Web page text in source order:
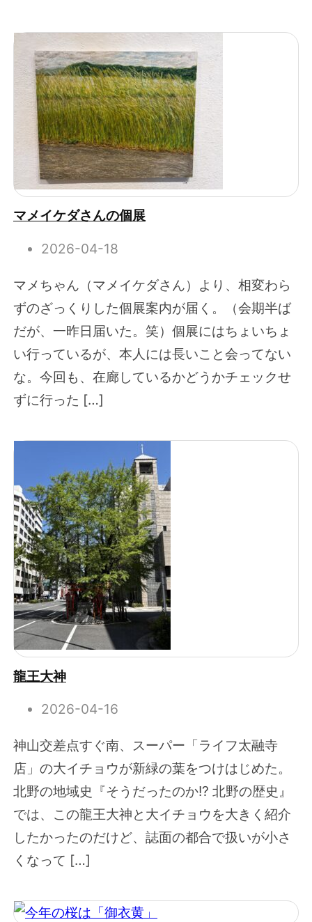
マメイケダさんの個展
2026-04-18
マメちゃん（マメイケダさん）より、相変わら
ずのざっくりした個展案内が届く。（会期半ば
だが、一昨日届いた。笑）個展にはちょいちょ
い行っているが、本人には長いこと会ってない
な。今回も、在廊しているかどうかチェックせ
ずに行った […]
龍王大神
2026-04-16
神山交差点すぐ南、スーパー「ライフ太融寺
店」の大イチョウが新緑の葉をつけはじめた。
北野の地域史『そうだったのか!? 北野の歴史』
では、この龍王大神と大イチョウを大きく紹介
したかったのだけど、誌面の都合で扱いが小さ
くなって […]